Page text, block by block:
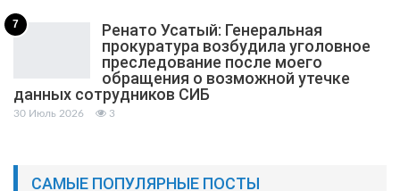
7
Ренато Усатый: Генеральная
прокуратура возбудила уголовное
преследование после моего
обращения о возможной утечке
данных сотрудников СИБ
30 Июль 2026 3
САМЫЕ ПОПУЛЯРНЫЕ ПОСТЫ